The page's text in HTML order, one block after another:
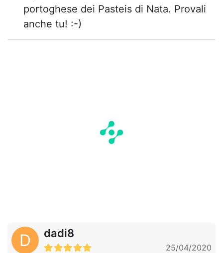
portoghese dei Pasteis di Nata. Provali
anche tu! :-)
D dadi8
25/04/2020